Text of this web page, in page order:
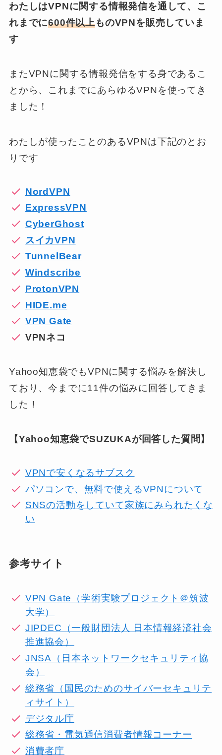
わたしはVPNに関する情報発信を通して、こ
れまでに600件以上ものVPNを販売していま
す
またVPNに関する情報発信をする身であるこ
とから、これまでにあらゆるVPNを使ってき
ました！
わたしが使ったことのあるVPNは下記のとお
りです
NordVPN
ExpressVPN
CyberGhost
スイカVPN
TunnelBear
Windscribe
ProtonVPN
HIDE.me
VPN Gate
VPNネコ
Yahoo知恵袋でもVPNに関する悩みを解決し
ており、今までに11件の悩みに回答してきま
した！
【Yahoo知恵袋でSUZUKAが回答した質問】
VPNで安くなるサブスク
パソコンで、無料で使えるVPNについて
SNSの活動をしていて家族にみられたくな
い
参考サイト
VPN Gate（学術実験プロジェクト＠筑波
大学）
JIPDEC（一般財団法人 日本情報経済社会
推進協会）
JNSA（日本ネットワークセキュリティ協
会）
総務省（国民のためのサイバーセキュリテ
ィサイト）
デジタル庁
総務省・電気通信消費者情報コーナー
消費者庁